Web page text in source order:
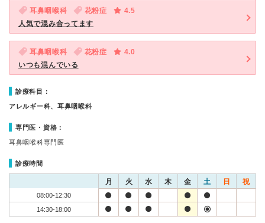
耳鼻咽喉科 花粉症
4.5
人気で混み合ってます
耳鼻咽喉科 花粉症
4.0
いつも混んでいる
診療科目：
アレルギー科、耳鼻咽喉科
専門医・資格：
耳鼻咽喉科専門医
診療時間
月 火 水 木 金 土 日 祝
08:00-12:30
14:30-18:00